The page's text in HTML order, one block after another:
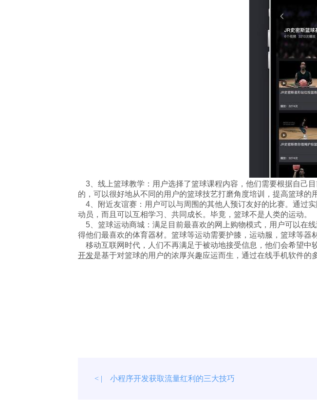
3、线上篮球教学：用户选择了篮球课程内容，他们需要根据自己
的，可以很好地从不同的用户的篮球技艺打磨角度培训，提高篮球的
4、附近友谊赛：用户可以与周围的其他人预订友好的比赛。通过
动员，而且可以互相学习、共同成长。毕竟，篮球不是人类的运动。
5、篮球运动商城：满足目前最喜欢的网上购物模式，用户可以在
得他们最喜欢的体育器材。篮球等运动需要护膝，运动服，篮球等器
移动互联网时代，人们不再满足于被动地接受信息，他们会希望中
开发是基于对篮球的用户的浓厚兴趣应运而生，通过在线手机软件的
< | 小程序开发获取流量红利的三大技巧